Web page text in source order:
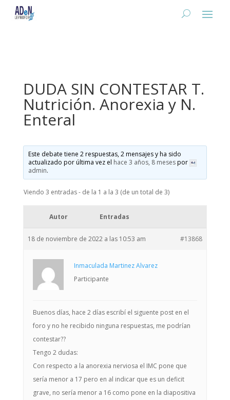
DUDA SIN CONTESTAR T.
Nutrición. Anorexia y N.
Enteral
Este debate tiene 2 respuestas, 2 mensajes y ha sido
actualizado por última vez el hace 3 años, 8 mesespor
admin.
Viendo 3 entradas - de la 1 a la 3 (de un total de 3)
Autor Entradas
18 de noviembre de 2022 a las 10:53 am #13868
Inmaculada Martinez Alvarez
Participante
Buenos días, hace 2 días escribí el siguente post en el
foro y no he recibido ninguna respuestas, me podrían
contestar??
Tengo 2 dudas:
Con respecto a la anorexia nerviosa el IMC pone que
sería menor a 17 pero en al indicar que es un deficit
grave, no sería menor a 16 como pone en la diapositiva